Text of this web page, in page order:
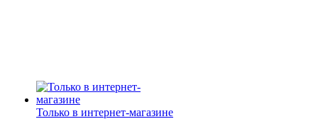
Только в интернет-магазине